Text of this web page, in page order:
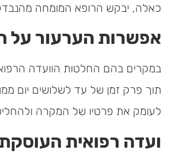
כאלה, יבקש הרופא המומחה
אפשרות הערעור על
במקרים בהם החלטות הוועדה
תוך פרק זמן של עד לשלושים יום
לעומק את פרטיו של המקרה
ועדה רפואית